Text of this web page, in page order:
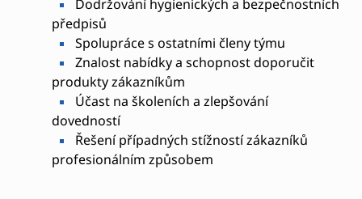
Dodržování hygienických a bezpečnostních
předpisů
Spolupráce s ostatními členy týmu
Znalost nabídky a schopnost doporučit
produkty zákazníkům
Účast na školeních a zlepšování
dovedností
Řešení případných stížností zákazníků
profesionálním způsobem